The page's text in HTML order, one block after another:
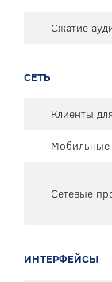
Сжатие
СЕТЬ
Клиенты
Мобильные
Сетевые
ИНТЕРФЕЙСЫ